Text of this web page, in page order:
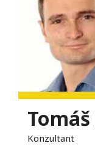
Konzultant